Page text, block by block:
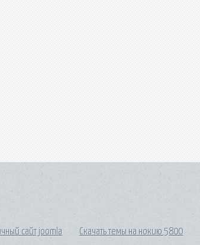
сайт joomla
Скачать темы на нокию 5800